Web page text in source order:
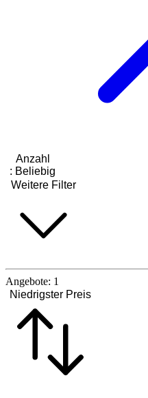
Anzahl
: Beliebig
Weitere Filter
Angebote: 1
Niedrigster Preis